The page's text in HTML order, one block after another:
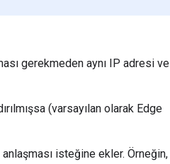
gerekmeden aynı IP adresi ve
(varsayılan olarak Edge
isteğine ekler. Örneğin,